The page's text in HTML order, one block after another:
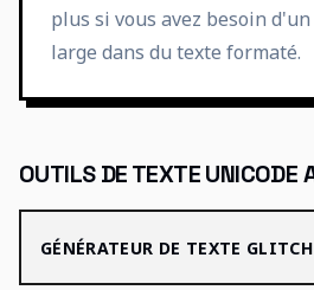
plus si vous avez besoin
large dans du texte formaté.
OUTILS DE TEXTE UNICODE
GÉNÉRATEUR DE TEXTE GLITCH